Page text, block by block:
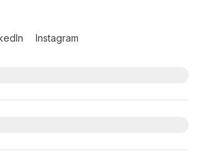
Instagram